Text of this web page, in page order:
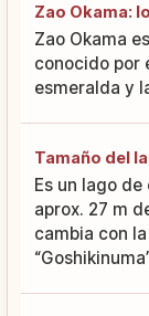
Zao Okama:
Zao Okama
conocido por
esmeralda y
Tamaño del
Es un lago
aprox. 27 m
cambia con